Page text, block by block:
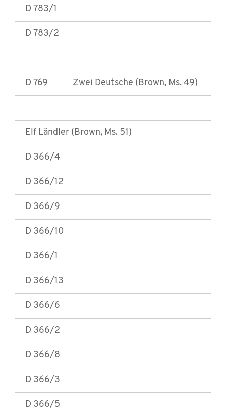
D 783/1
D 783/2
D 769 Zwei Deutsche (Brown, Ms. 49)
Elf Ländler (Brown, Ms. 51)
D 366/4
D 366/12
D 366/9
D 366/10
D 366/1
D 366/13
D 366/6
D 366/2
D 366/8
D 366/3
D 366/5